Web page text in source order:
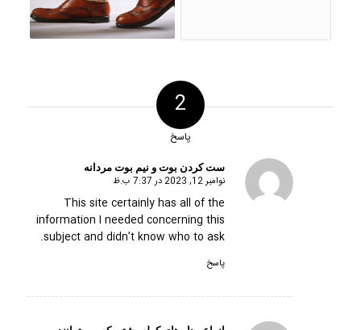
2
پاسخ
ست کردن بوت و نیم بوت مردانه
گفته:
نوامبر 12, 2023 در 7:37 ب.ظ
This site certainly has all of the
information I needed concerning this
subject and didn’t know who to ask.
پاسخ